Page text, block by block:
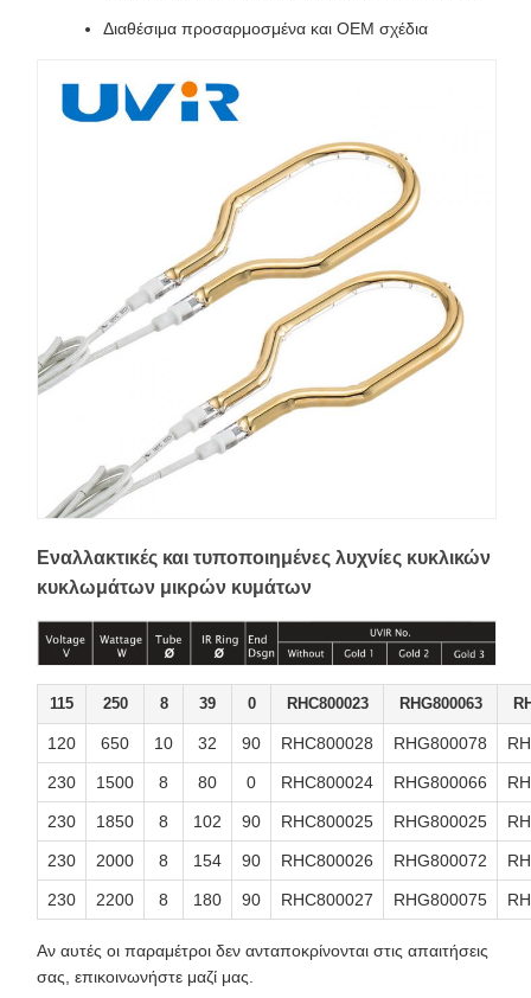
Διαθέσιμα προσαρμοσμένα και OEM σχέδια
Εναλλακτικές και τυποποιημένες λυχνίες κυκλικών
κυκλωμάτων μικρών κυμάτων
115 250 8 39 0 RHC800023 RHG800063
120 650 10 32 90 RHC800028 RHG800078
230 1500 8 80 0 RHC800024 RHG800066
230 1850 8 102 90 RHC800025 RHG800025
230 2000 8 154 90 RHC800026 RHG800072
230 2200 8 180 90 RHC800027 RHG800075
Αν αυτές οι παραμέτροι δεν ανταποκρίνονται στις απαιτήσεις
σας, επικοινωνήστε μαζί μας.